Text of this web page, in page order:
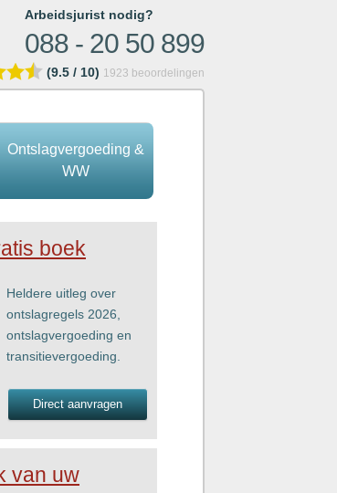
Arbeidsjurist nodig?
088 - 20 50 899
(9.5 / 10) 1923 beoordelingen
Ontslagvergoeding &
WW
boek
Heldere uitleg over
ontslagregels 2026,
ontslagvergoeding en
transitievergoeding.
Direct aanvragen
van uw